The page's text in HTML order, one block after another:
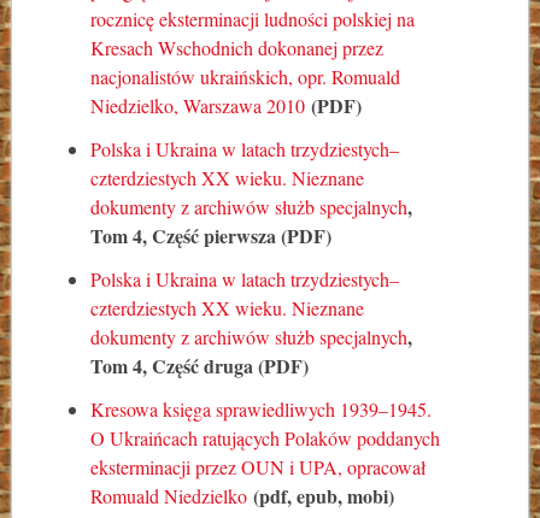
rocznicę eksterminacji ludności polskiej na
Kresach Wschodnich dokonanej przez
nacjonalistów ukraińskich, opr. Romuald
Niedzielko, Warszawa 2010 (PDF)
Polska i Ukraina w latach trzydziestych–
czterdziestych XX wieku. Nieznane
dokumenty z archiwów służb specjalnych,
Tom 4, Część pierwsza (PDF)
Polska i Ukraina w latach trzydziestych–
czterdziestych XX wieku. Nieznane
dokumenty z archiwów służb specjalnych,
Tom 4, Część druga (PDF)
Kresowa księga sprawiedliwych 1939–1945.
O Ukraińcach ratujących Polaków poddanych
eksterminacji przez OUN i UPA, opracował
Romuald Niedzielko (pdf, epub, mobi)